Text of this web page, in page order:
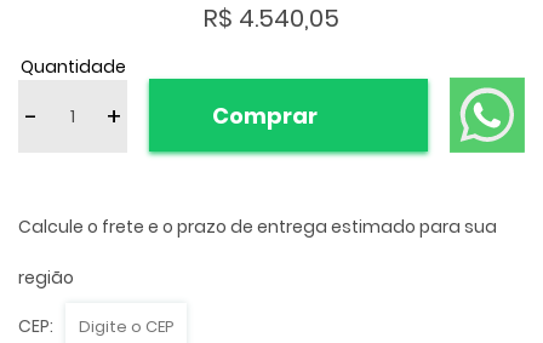
R$ 4.540,05
Quantidade
- + Comprar